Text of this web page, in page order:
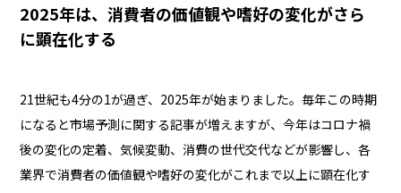
2025年は、消費者の価値観や嗜好の変化がさら
に顕在化する
21世紀も4分の1が過ぎ、2025年が始まりました。毎年この時期
になると市場予測に関する記事が増えますが、今年はコロナ禍
後の変化の定着、気候変動、消費の世代交代などが影響し、各
業界で消費者の価値観や嗜好の変化がこれまで以上に顕在化す